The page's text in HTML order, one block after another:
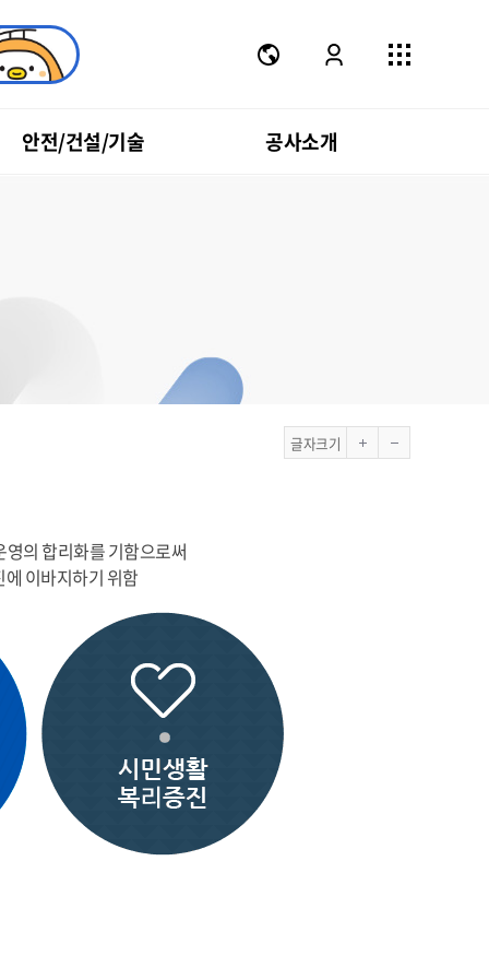
안전/건설/기술 공사소개
글자크기
의 합리화를 기함으로써
이바지하기 위함